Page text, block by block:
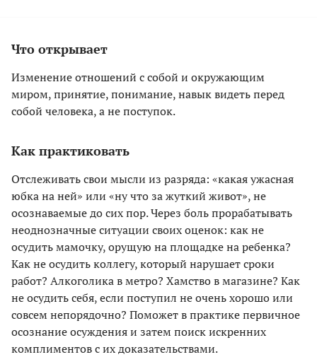
Что открывает
Изменение отношений с собой и окружающим
миром, принятие, понимание, навык видеть перед
собой человека, а не поступок.
Как практиковать
Отслеживать свои мысли из разряда: «какая ужасная
юбка на ней» или «ну что за жуткий живот», не
осознаваемые до сих пор. Через боль прорабатывать
неоднозначные ситуации своих оценок: как не
осудить мамочку, орущую на площадке на ребенка?
Как не осудить коллегу, который нарушает сроки
работ? Алкоголика в метро? Хамство в магазине? Как
не осудить себя, если поступил не очень хорошо или
совсем непорядочно? Поможет в практике первичное
осознание осуждения и затем поиск искренних
комплиментов с их доказательствами.